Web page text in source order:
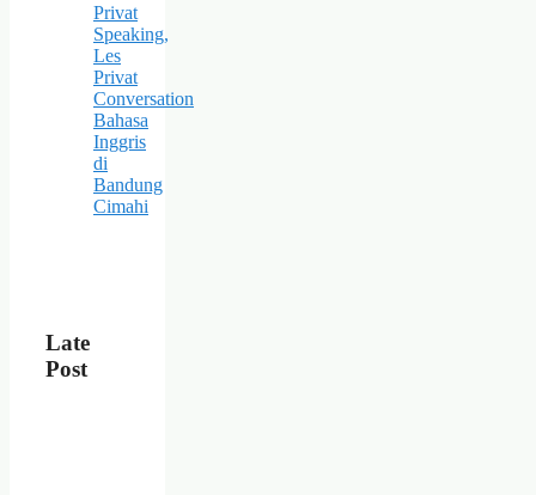
Privat
Speaking,
Les
Privat
Conversation
Bahasa
Inggris
di
Bandung
Cimahi
Late
Post